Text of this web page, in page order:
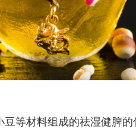
等材料组成的祛湿健脾